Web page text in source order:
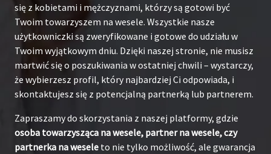
się z kobietami i mężczyznami, którzy są gotowi być
Twoim towarzyszem na wesele. Wszystkie nasze
użytkowniczki są zweryfikowane i gotowe do udziału w
Twoim wyjątkowym dniu. Dzięki naszej stronie, nie musisz
martwić się o poszukiwania w ostatniej chwili – wystarczy,
że wybierzesz profil, który najbardziej Ci odpowiada, i
skontaktujesz się z potencjalną partnerką lub partnerem.
Zapraszamy do skorzystania z naszej platformy, gdzie
osoba towarzysząca na wesele, partner na wesele, czy
partnerka na wesele to nie tylko możliwość, ale gwarancja